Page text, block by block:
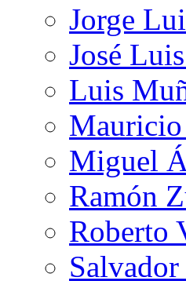
Jorge
José
Luis
Miguel
Ramón
Roberto